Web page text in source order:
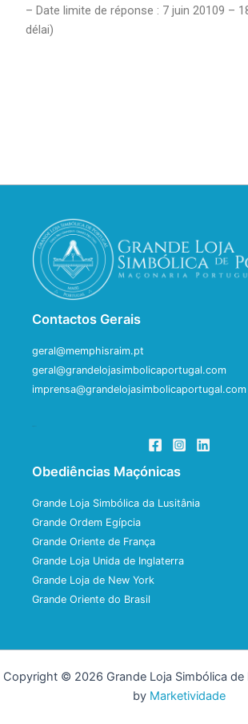
– Date limite de réponse : 7 juin 20109 –
délai)
Contactos Gerais
geral@memphisraim.pt
geral@grandelojasimbolicaportugal.com
imprensa@grandelojasimbolicaportugal.com
Obediências Maçónicas
Grande Loja Simbólica da Lusitânia
Grande Ordem Egípcia
Grande Oriente de França
Grande Loja Unida de Inglaterra
Grande Loja de New York
Grande Oriente do Brasil
Copyright © 2026 Grande Loja Simbólica de
by Marketividade